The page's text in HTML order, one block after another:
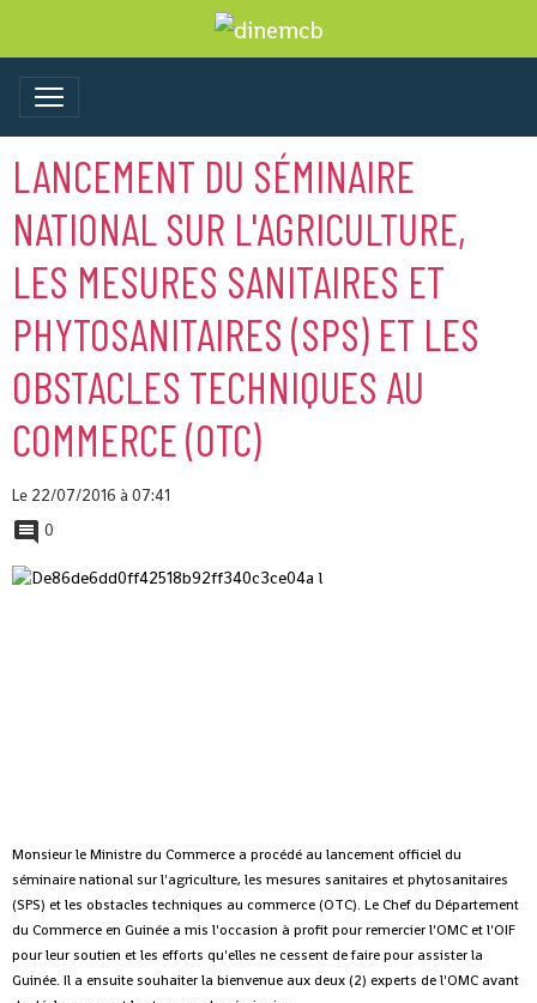
LANCEMENT DU SÉMINAIRE
NATIONAL SUR L'AGRICULTURE,
LES MESURES SANITAIRES ET
PHYTOSANITAIRES (SPS) ET LES
OBSTACLES TECHNIQUES AU
COMMERCE (OTC)
Le 22/07/2016 à 07:41
0
Monsieur le Ministre du Commerce a procédé au lancement officiel du
séminaire national sur l'agriculture, les mesures sanitaires et phytosanitaires
(SPS) et les obstacles techniques au commerce (OTC). Le Chef du Département
du Commerce en Guinée a mis l'occasion à profit pour remercier l'OMC et l'OIF
pour leur soutien et les efforts qu'elles ne cessent de faire pour assister la
Guinée. Il a ensuite souhaiter la bienvenue aux deux (2) experts de l'OMC avant